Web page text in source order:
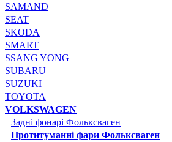
SAMAND
SEAT
SKODA
SMART
SSANG YONG
SUBARU
SUZUKI
TOYOTA
VOLKSWAGEN
Задні фонарі Фольксваген
Протитуманні фари Фольксваген